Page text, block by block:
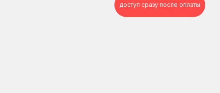
доступ сразу после оплаты